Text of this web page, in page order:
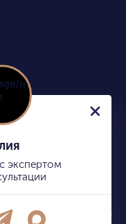
info@kupitekvartiru.com
экспертом